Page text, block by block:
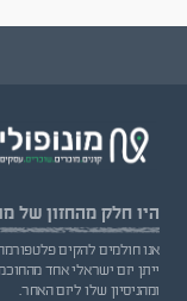
היו חלק מהחזון של
אנו חולמים להקים
ייתן יזם ישראלי אחד
ומהניסיון שלו ליזם האחר.